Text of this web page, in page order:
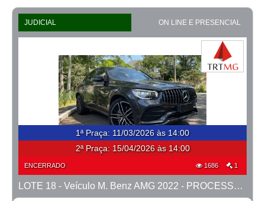
JUDICIAL ON LINE E PRESENCIAL
1ª Praça: 11/03/2026 às 14:00
2ª Praça: 15/04/2026 às 14:00
ENCERRADO 1686 1
LOTE 18 - Veículo M. Benz AMG 2022 - PROCESSO 0010588-41.2025-15ª BH